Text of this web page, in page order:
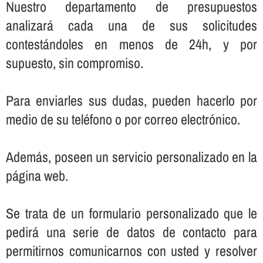
Nuestro departamento de presupuestos
analizará cada una de sus solicitudes
contestándoles en menos de 24h, y por
supuesto, sin compromiso.
Para enviarles sus dudas, pueden hacerlo por
medio de su teléfono o por correo electrónico.
Además, poseen un servicio personalizado en la
página web.
Se trata de un formulario personalizado que le
pedirá una serie de datos de contacto para
permitirnos comunicarnos con usted y resolver